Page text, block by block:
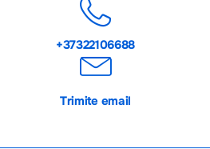
+37322106688
Trimite email